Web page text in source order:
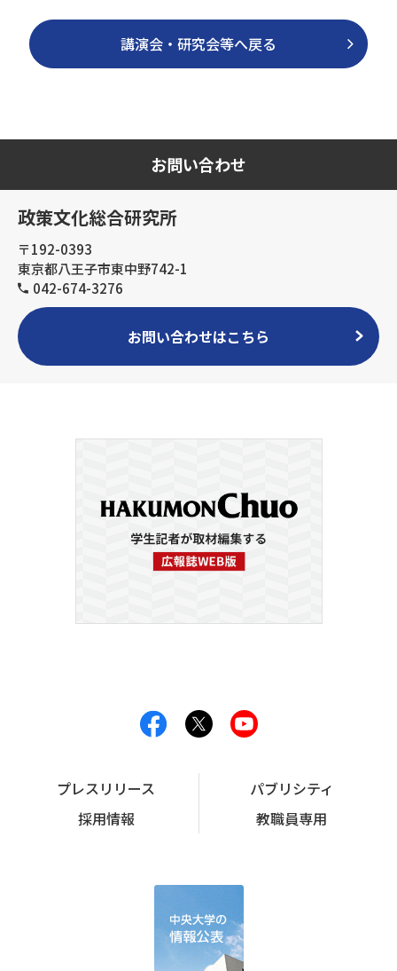
講演会・研究会等へ戻る
お問い合わせ
政策文化総合研究所
〒192-0393
東京都八王子市東中野742-1
042-674-3276
お問い合わせはこちら
プレスリリース
パブリシティ
採用情報
教職員専用